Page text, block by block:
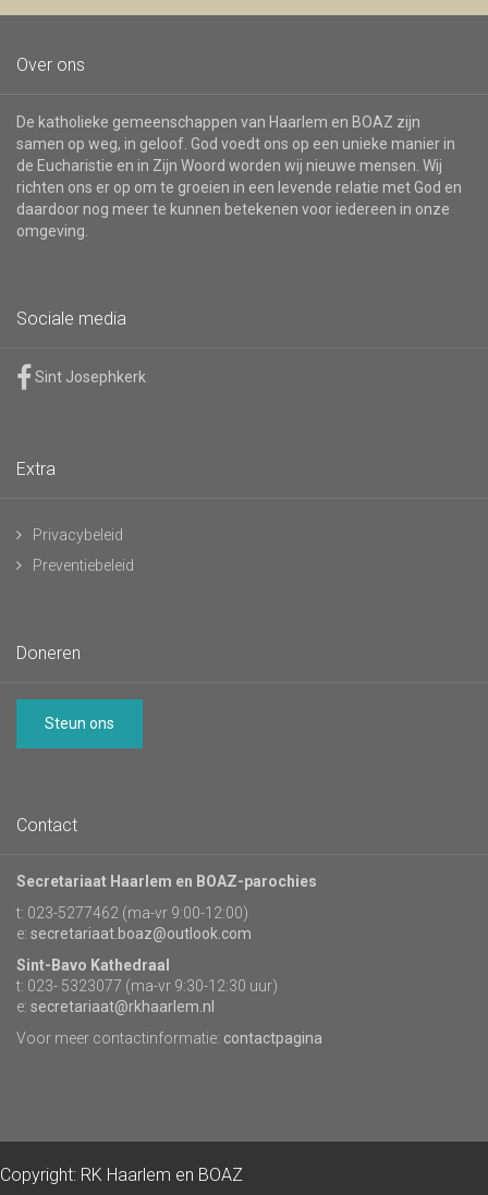
Over ons
De katholieke gemeenschappen van Haarlem en BOAZ zijn
samen op weg, in geloof. God voedt ons op een unieke manier in
de Eucharistie en in Zijn Woord worden wij nieuwe mensen. Wij
richten ons er op om te groeien in een levende relatie met God en
daardoor nog meer te kunnen betekenen voor iedereen in onze
omgeving.
Sociale media
Sint Josephkerk
Extra
Privacybeleid
Preventiebeleid
Doneren
Steun ons
Contact
Secretariaat Haarlem en BOAZ-parochies
t: 023-5277462 (ma-vr 9:00-12:00)
e: secretariaat.boaz@outlook.com
Sint-Bavo Kathedraal
t: 023- 5323077 (ma-vr 9:30-12:30 uur)
e: secretariaat@rkhaarlem.nl
Voor meer contactinformatie: contactpagina
Copyright: RK Haarlem en BOAZ